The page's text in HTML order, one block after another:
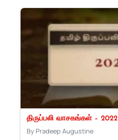
திருப்பலி வாசகங்கள் – 2022
By Pradeep Augustine